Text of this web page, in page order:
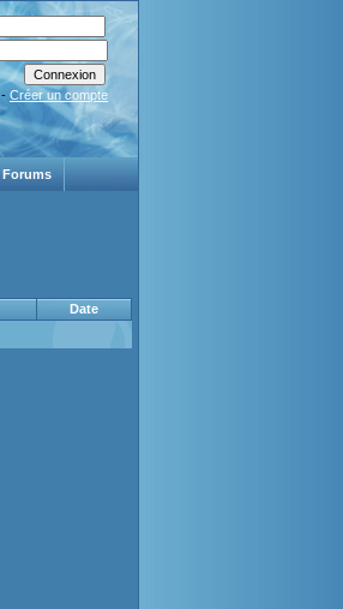
- Créer un compte
Forums
Date